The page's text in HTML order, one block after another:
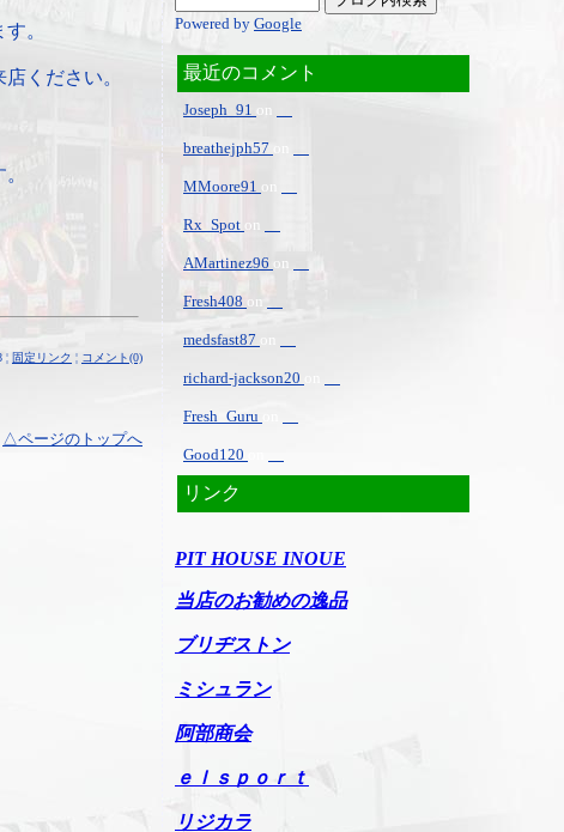
。
ください。
¦ 固定リンク ¦ コメント(0)
△ページのトップへ
Powered by Google
最近のコメント
Joseph_91 on
breathejph57
MMoore91 on
Rx_Spot on
AMartinez96 on
Fresh408 on
medsfast87 on
richard-jackson20
Fresh_Guru
Good120
リンク
PIT HOUSE INOUE
当店のお勧めの逸品
ブリヂストン
ミシュラン
阿部商会
ｅｌｓｐｏｒｔ
リジカラ